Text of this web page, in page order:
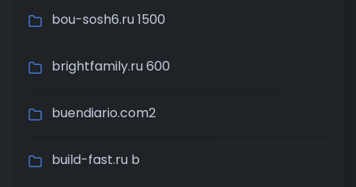
bou-sosh6.ru 1500
brightfamily.ru 600
buendiario.com2
build-fast.ru b